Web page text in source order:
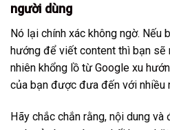
người dùng
Nó lại chính xác không ngờ. Nếu
hướng để viết content thì bạn
nhiên khổng lồ từGoogle xu
của bạn được đưa đến với nhiều
Hãy chắc chắn rằng, nội dung